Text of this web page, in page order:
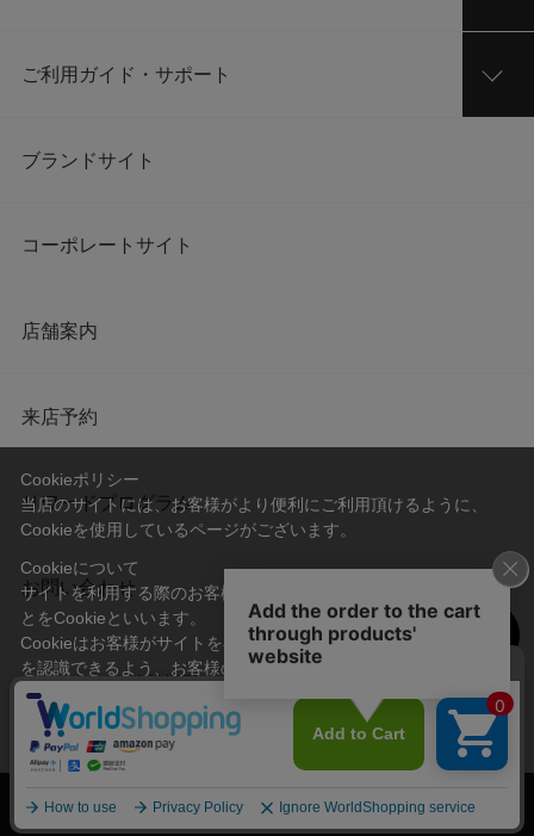
ご利用ガイド・サポート
ブランドサイト
コーポレートサイト
店舗案内
来店予約
リワードプログラム
お問い合わせ
会社概要
利用規約 特定商取引法に基づく表記
© Imayo & Co.,Ltd
Cookieポリシー
当店のサイトには、お客様がより便利にご利用頂けるように、
Cookieを使用しているページがございます。
Cookieについて
サイトを利用する際のお客様情報をPC上で記録管理する技術のこ
とをCookieといいます。
Cookieはお客様がサイトを再訪問された際に、お客様のデバイス
を認識できるよう、お客様のデバイス間からサーバーへ送り返さ
れます。
なお、Cookieに保存されている情報のみで、お客様個人を特定す
ることはできません。
承諾する